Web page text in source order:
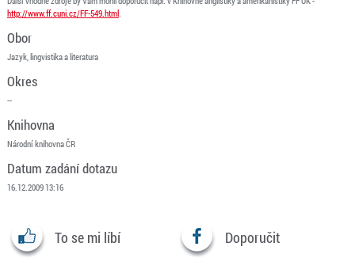
http://www.ff.cuni.cz/FF-549.html.
Obor
Jazyk, lingvistika a literatura
Okres
--
Knihovna
Národní knihovna ČR
Datum zadání dotazu
16.12.2009 13:16
To se mi líbí Doporučit